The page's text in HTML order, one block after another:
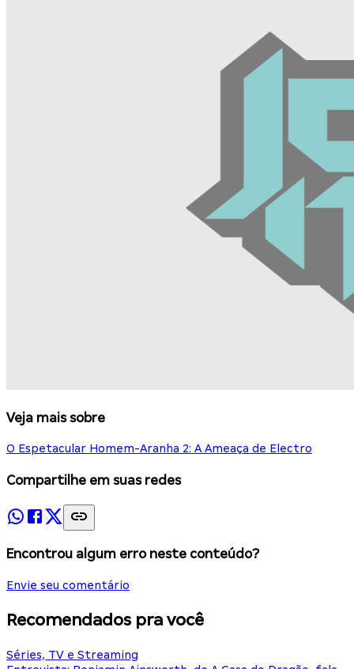
Veja mais sobre
O Espetacular Homem-Aranha 2: A Ameaça de Electro
Compartilhe em suas redes
Encontrou algum erro neste conteúdo?
Envie seu comentário
Recomendados pra você
Séries, TV e Streaming